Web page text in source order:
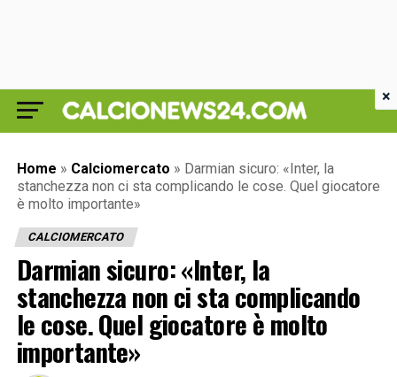
Home » Calciomercato » Darmian sicuro: «Inter, la
stanchezza non ci sta complicando le cose. Quel giocatore
è molto importante»
CALCIOMERCATO
Darmian sicuro: «Inter, la
stanchezza non ci sta complicando
le cose. Quel giocatore è molto
importante»
×